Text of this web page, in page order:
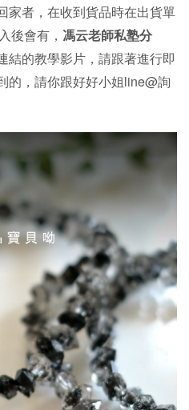
家者，在收到貨品時在出貨單
後會有， 馮云老師私塾分
結的教學影片，請跟著進行即
的，請你跟好好小姐line@詢